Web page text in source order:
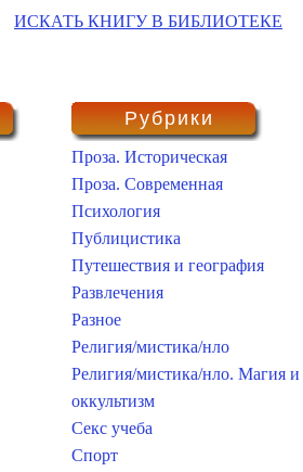
ИСКАТЬ КНИГУ В БИБЛИОТЕКЕ
Рубрики
Проза. Историческая
Проза. Современная
Психология
Публицистика
Путешествия и география
Развлечения
Разное
Религия/мистика/нло
Религия/мистика/нло. Магия и
оккультизм
Секс учеба
Спорт